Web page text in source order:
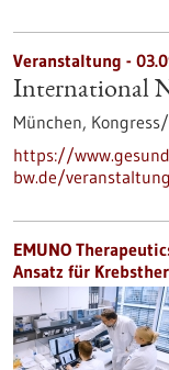
Veranstaltung -
International
München,
https://
bw.de/
EMUNO
Ansatz für